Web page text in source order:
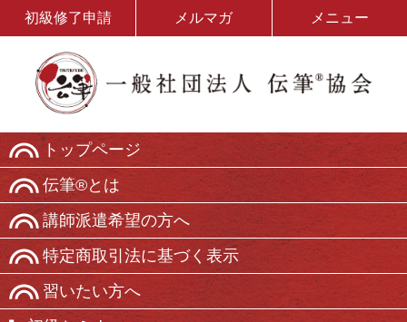
初級修了申請 メルマガ メニュー
トップページ
伝筆®とは
講師派遣希望の方へ
特定商取引法に基づく表示
習いたい方へ